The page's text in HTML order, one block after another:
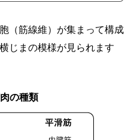
（筋線維）が集まって構成
じまの模様が見られます
の種類